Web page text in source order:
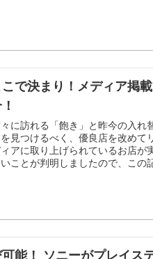
で決まり！メディア掲
に訪れる「飽き」と昨今の入れ
見つけるべく、優良店を改めて
アに取り上げられているお店が
ことが判明しましたので、この
能！ ソニーがプレイス